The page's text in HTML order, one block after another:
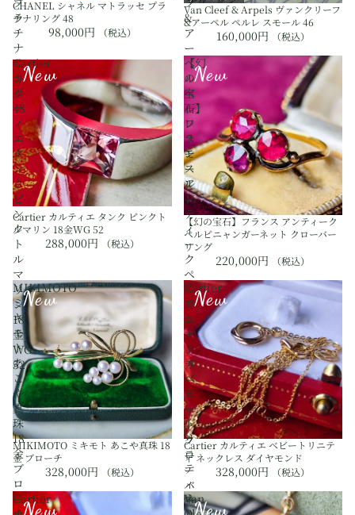
ラ
チ
ナ
リ
ン
グ
48
CHANEL シャネル マトラッセ プラ
チナリング 48
98,000円 （税込）
&
ア
ー
ペ
ル
ペ
ル
レ
ス
モ
ー
ル
46
Van Cleef & Arpels ヴァンクリーフ
&アーペル ペルレ スモール 46
160,000円 （税込）
Cartier
カ
ル
テ
ィ
エ
タ
ン
ク
ピ
ン
ク
ト
ル
マ
リ
ン
18
金
WG
52
New
Cartier カルティエ タンク ピンクト
ルマリン 18金WG 52
288,000円 （税込）
【幻
の
宝
石】
フ
ラ
ン
ス
ア
ン
テ
ィ
ー
ク
ペ
ル
ピ
ニ
ャ
ン
ガ
ー
ネ
ッ
ト
ク
ロ
ー
バ
ー
New
【幻の宝石】フランス アンティーク
ペルピニャンガーネット クローバー
リング
220,000円 （税込）
MIKIMOTO
ミ
キ
モ
ト
あ
こ
や
真
珠
18
金
ブ
ロ
ー
New
MIKIMOTO ミキモト あこや真珠 18
金 ブローチ
328,000円 （税込）
Cartier
カ
ル
テ
ィ
エ
ベ
ビ
ー
ト
リ
ニ
テ
ィ
ネ
New
Cartier カルティエ ベビートリニテ
ィ ネックレス ダイヤモンド
328,000円 （税込）
Cartier
New
Van
New